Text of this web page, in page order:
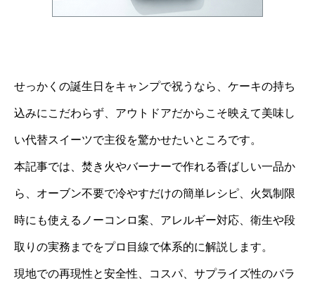
せっかくの誕生日をキャンプで祝うなら、ケーキの持ち
込みにこだわらず、アウトドアだからこそ映えて美味し
い代替スイーツで主役を驚かせたいところです。
本記事では、焚き火やバーナーで作れる香ばしい一品か
ら、オーブン不要で冷やすだけの簡単レシピ、火気制限
時にも使えるノーコンロ案、アレルギー対応、衛生や段
取りの実務までをプロ目線で体系的に解説します。
現地での再現性と安全性、コスパ、サプライズ性のバラ